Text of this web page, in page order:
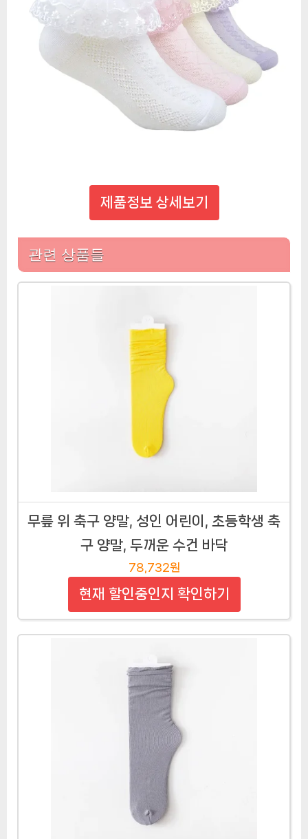
제품정보 상세보기
관련 상품들
무릎 위 축구 양말, 성인 어린이, 초등학생 축
구 양말, 두꺼운 수건 바닥
78,732원
현재 할인중인지 확인하기